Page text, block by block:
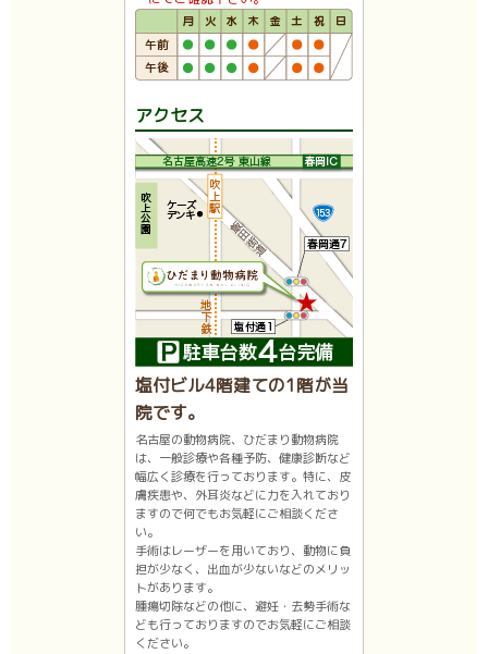
アクセス
塩付ビル4階建ての1階が当
院です。
名古屋の動物病院、ひだまり動物病院
は、一般診療や各種予防、健康診断など
幅広く診療を行っております。特に、皮
膚疾患や、外耳炎などに力を入れており
ますので何でもお気軽にご相談くださ
い。
手術はレーザーを用いており、動物に負
担が少なく、出血が少ないなどのメリッ
トがあります。
腫瘍切除などの他に、避妊・去勢手術な
ども行っておりますのでお気軽にご相談
ください。